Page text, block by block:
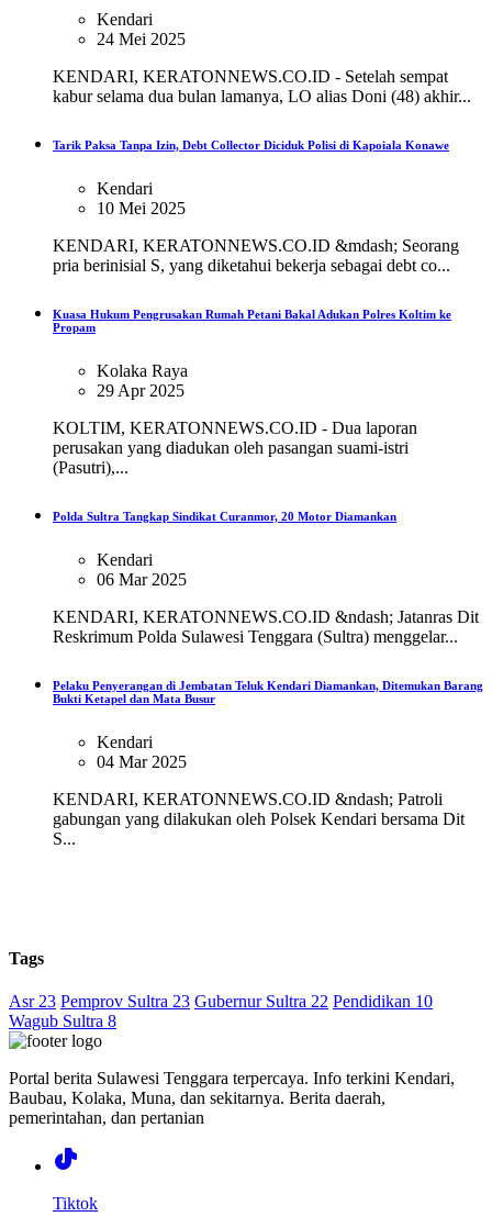
Kendari
24 Mei 2025
KENDARI, KERATONNEWS.CO.ID - Setelah sempat
kabur selama dua bulan lamanya, LO alias Doni (48) akhir...
Tarik Paksa Tanpa Izin, Debt Collector Diciduk Polisi di Kapoiala Konawe
Kendari
10 Mei 2025
KENDARI, KERATONNEWS.CO.ID &mdash; Seorang
pria berinisial S, yang diketahui bekerja sebagai debt co...
Kuasa Hukum Pengrusakan Rumah Petani Bakal Adukan Polres Koltim ke
Propam
Kolaka Raya
29 Apr 2025
KOLTIM, KERATONNEWS.CO.ID - Dua laporan
perusakan yang diadukan oleh pasangan suami-istri
(Pasutri),...
Polda Sultra Tangkap Sindikat Curanmor, 20 Motor Diamankan
Kendari
06 Mar 2025
KENDARI, KERATONNEWS.CO.ID &ndash; Jatanras Dit
Reskrimum Polda Sulawesi Tenggara (Sultra) menggelar...
Pelaku Penyerangan di Jembatan Teluk Kendari Diamankan, Ditemukan Barang
Bukti Ketapel dan Mata Busur
Kendari
04 Mar 2025
KENDARI, KERATONNEWS.CO.ID &ndash; Patroli
gabungan yang dilakukan oleh Polsek Kendari bersama Dit
S...
Tags
Asr 23 Pemprov Sultra 23 Gubernur Sultra 22 Pendidikan 10
Wagub Sultra 8
Portal berita Sulawesi Tenggara terpercaya. Info terkini Kendari,
Baubau, Kolaka, Muna, dan sekitarnya. Berita daerah,
pemerintahan, dan pertanian
Tiktok